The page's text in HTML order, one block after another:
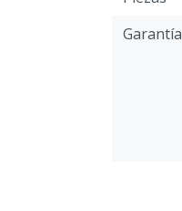
Garantía